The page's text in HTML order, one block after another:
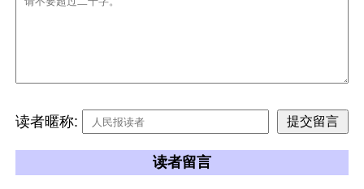
读者暱称:
读者留言